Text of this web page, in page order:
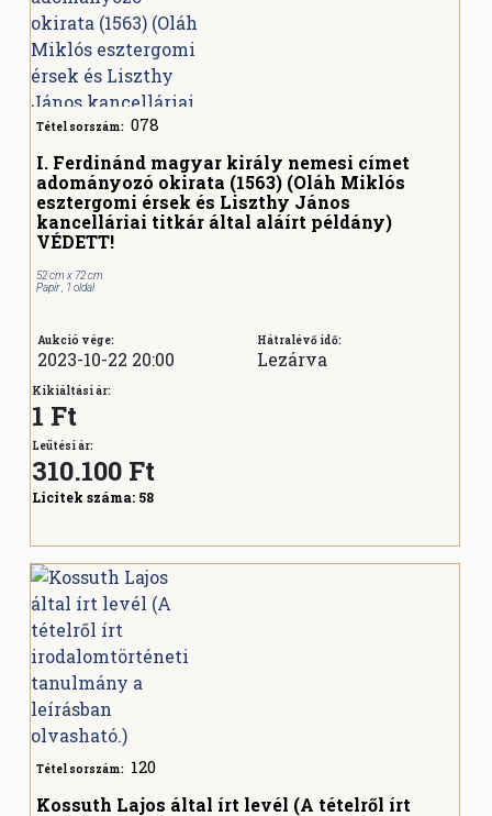
Tétel sorszám: 078
I. Ferdinánd magyar király nemesi címet
adományozó okirata (1563) (Oláh Miklós
esztergomi érsek és Liszthy János
kancelláriai titkár által aláírt példány)
VÉDETT!
52 cm x 72 cm
Papír , 1 oldal
Aukció vége:
2023-10-22 20:00
Hátralévő idő:
Lezárva
Kikiáltási ár:
1 Ft
Leütési ár:
310.100 Ft
Licitek száma: 58
Tétel sorszám: 120
Kossuth Lajos által írt levél (A tételről írt